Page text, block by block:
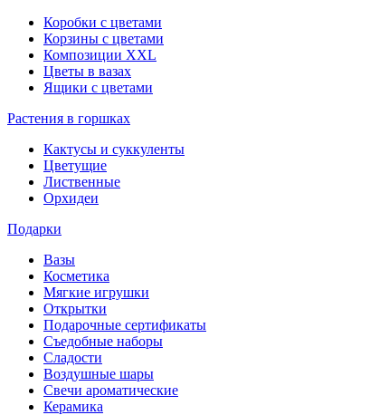
Коробки с цветами
Корзины с цветами
Композиции XXL
Цветы в вазах
Ящики с цветами
Растения в горшках
Кактусы и суккуленты
Цветущие
Лиственные
Орхидеи
Подарки
Вазы
Косметика
Мягкие игрушки
Открытки
Подарочные сертификаты
Съедобные наборы
Сладости
Воздушные шары
Свечи ароматические
Керамика